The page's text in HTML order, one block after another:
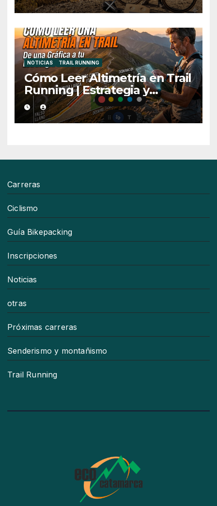
NOTICIAS TRAIL RUNNING
Cómo Leer Altimetría en Trail
Running | Estrategia y
Consejos
Carreras
Ciclismo
Guía Bikepacking
Inscripciones
Noticias
otras
Próximas carreras
Senderismo y montañismo
Trail Running